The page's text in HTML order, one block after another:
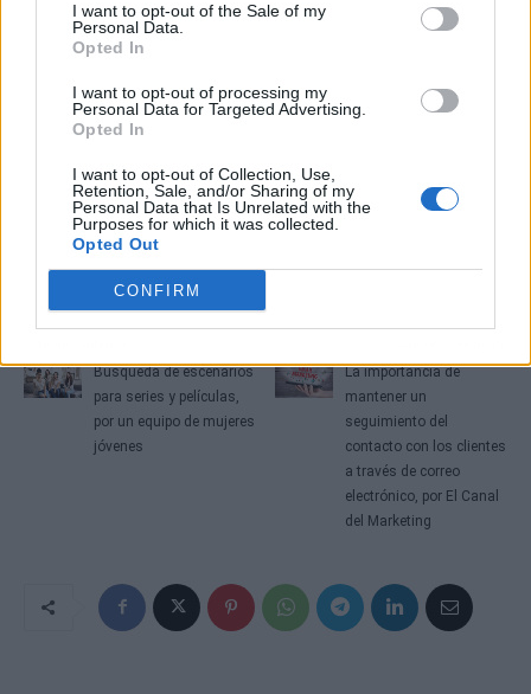
I want to opt-out of the Sale of my
Personal Data.
Opted In
I want to opt-out of processing my
Personal Data for Targeted Advertising.
Opted In
I want to opt-out of Collection, Use,
Retention, Sale, and/or Sharing of my
Personal Data that Is Unrelated with the
Purposes for which it was collected.
Opted Out
CONFIRM
Búsqueda de escenarios
para series y películas,
por un equipo de mujeres
jóvenes
La importancia de
mantener un
seguimiento del
contacto con los clientes
a través de correo
electrónico, por El Canal
del Marketing